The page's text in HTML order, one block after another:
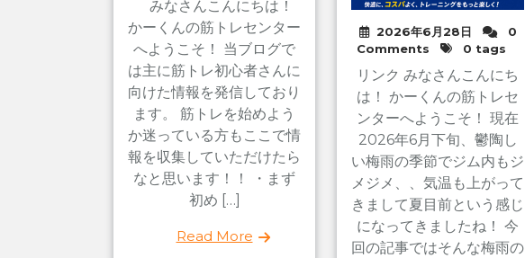
みなさんこんにちは！
かーくんの筋トレセンター
へようこそ！ 当ブログで
は主に筋トレ初心者さんに
向けた情報を発信しており
ます。 筋トレを始めよう
か迷っている方もここで情
報を収集していただけたら
なと思います！！ ・まず
初め […]
Read More
2026年6月28日
0
Comments
0 tags
リンク みなさんこんにち
は！ かーくんの筋トレセ
ンターへようこそ！ 現在
2026年6月下旬、鬱陶し
い梅雨の季節でジム内もジ
メジメ、、気温も上がって
きまして夏目前という感じ
になってきましたね！ 今
回の記事ではそんな梅雨の